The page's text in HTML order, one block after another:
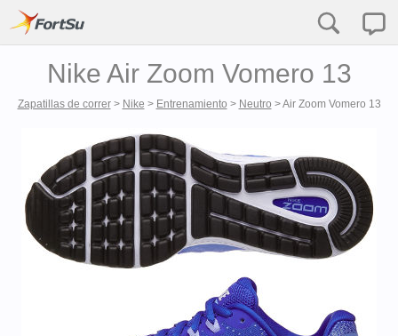
Nike Air Zoom Vomero 13
Zapatillas de correr> Nike > Entrenamiento > Neutro >Air Zoom Vomero 13